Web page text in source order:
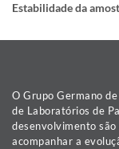
Estabilidade da
O Grupo Germano
de Laboratórios de
desenvolvimento
acompanhar a